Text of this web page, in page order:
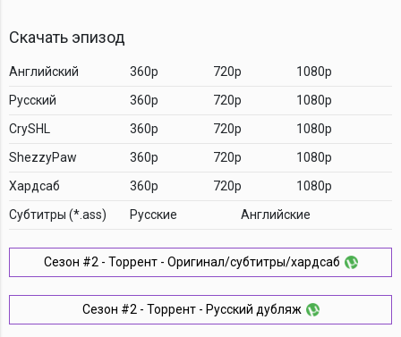
Скачать эпизод
Английский 360p 720p
1080p
Русский
360p 720p
1080p
CrySHL
360p 720p
1080p
ShezzyPaw
360p 720p
1080p
Хардсаб
360p 720p
1080p
Cубтитры (*.ass)
Русские Английские
Сезон #2 - Торрент - Оригинал/субтитры/хардсаб
Сезон #2 - Торрент - Русский дубляж